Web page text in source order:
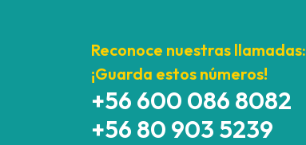
Reconoce nuestras llamadas:
¡Guarda estos números!
+56 600 086 8082
+56 80 903 5239